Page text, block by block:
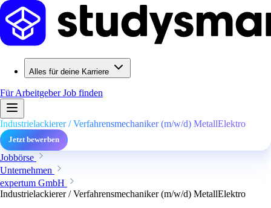
Alles für deine Karriere
Für ArbeitgeberJob finden
Industrielackierer / Verfahrensmechaniker (m/w/d) MetallElektro
Jetzt bewerben
Jobbörse
Unternehmen
expertum GmbH
Industrielackierer / Verfahrensmechaniker (m/w/d) MetallElektro